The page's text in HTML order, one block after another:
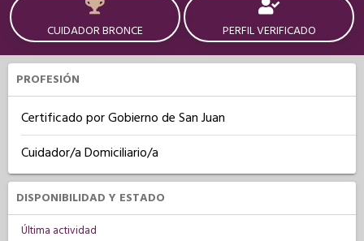
CUIDADOR BRONCE PERFIL VERIFICADO
PROFESIÓN
Certificado por Gobierno de San Juan
Cuidador/a Domiciliario/a
DISPONIBILIDAD Y ESTADO
Última actividad